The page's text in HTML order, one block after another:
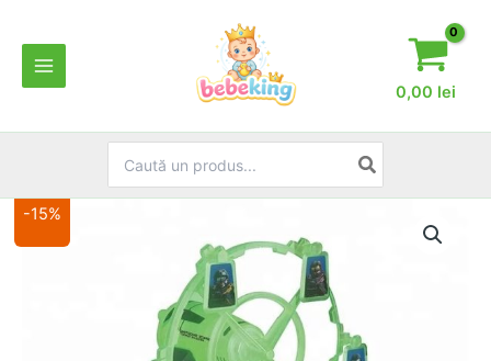
content
0,00 lei
for:
-15%